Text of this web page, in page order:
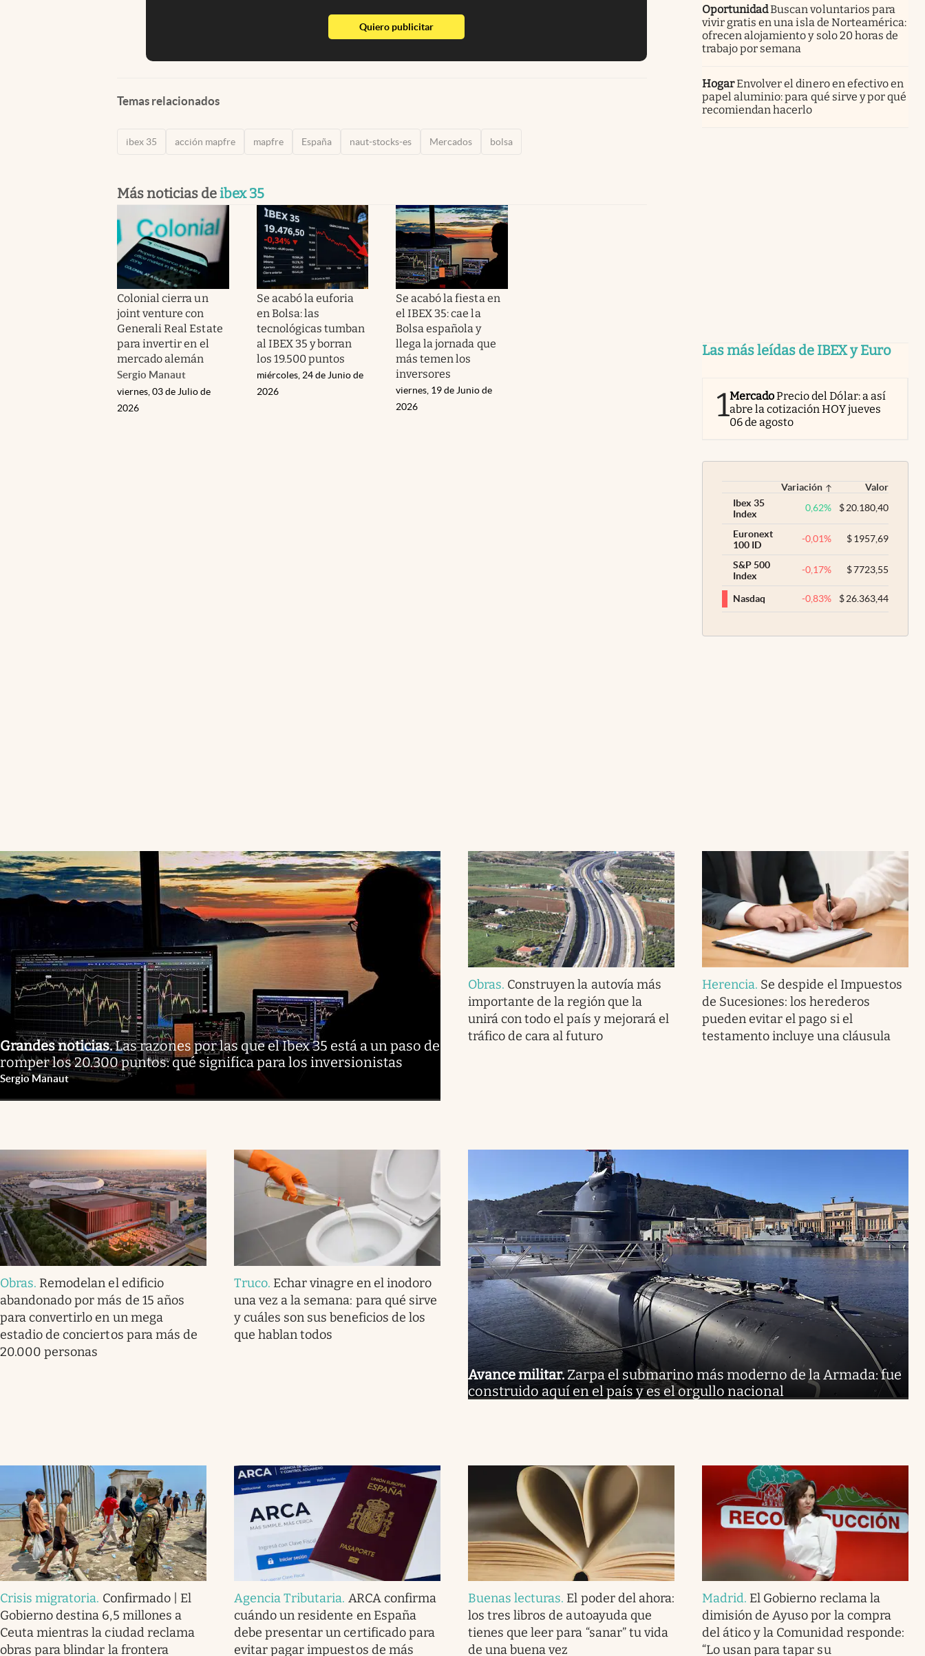
Quiero publicitarabre en nueva pestaña
Temas relacionados
ibex 35 acción mapfre mapfre España naut-stocks-es Mercados bolsa
Más noticias deibex 35
Colonial cierra un
joint venture con
Generali Real Estate
para invertir en el
mercado alemán
Sergio Manaut
viernes, 03 de Julio de
2026
Se acabó la euforia
en Bolsa: las
tecnológicas tumban
al IBEX 35 y borran
los 19.500 puntos
miércoles, 24 de Junio de
2026
Se acabó la fiesta en
el IBEX 35: cae la
Bolsa española y
llega la jornada que
más temen los
inversores
viernes, 19 de Junio de
2026
OportunidadBuscan voluntarios para
vivir gratis en una isla de Norteamérica:
ofrecen alojamiento y solo 20 horas de
trabajo por semana
HogarEnvolver el dinero en efectivo en
papel aluminio: para qué sirve y por qué
recomiendan hacerlo
Las más leídas de IBEX y Euro
1MercadoPrecio del Dólar: a así
abre la cotización HOY jueves
06 de agosto
Variación
Valor
Ibex 35
Index
0,62% $20.180,40
Euronext
100 ID
-0,01% $1957,69
S&P 500
Index
-0,17% $7723,55
Nasdaq -0,83% $26.363,44
Grandes noticias.Las razones por las que el Ibex 35 está a un paso de
romper los 20.300 puntos: qué significa para los inversionistas
Sergio Manaut
Obras. Construyen la autovía más
importante de la región que la
unirá con todo el país y mejorará el
tráfico de cara al futuro
Herencia. Se despide el Impuestos
de Sucesiones: los herederos
pueden evitar el pago si el
testamento incluye una cláusula
Obras. Remodelan el edificio
abandonado por más de 15 años
para convertirlo en un mega
estadio de conciertos para más de
20.000 personas
Truco. Echar vinagre en el inodoro
una vez a la semana: para qué sirve
y cuáles son sus beneficios de los
que hablan todos
Avance militar.Zarpa el submarino más moderno de la Armada: fue
construido aquí en el país y es el orgullo nacional
Crisis migratoria. Confirmado | El
Gobierno destina 6,5 millones a
Ceuta mientras la ciudad reclama
obras para blindar la frontera
Agencia Tributaria. ARCA confirma
cuándo un residente en España
debe presentar un certificado para
evitar pagar impuestos de más
Buenas lecturas. El poder del ahora:
los tres libros de autoayuda que
tienes que leer para “sanar” tu vida
de una buena vez
Madrid. El Gobierno reclama la
dimisión de Ayuso por la compra
del ático y la Comunidad responde:
“Lo usan para tapar su